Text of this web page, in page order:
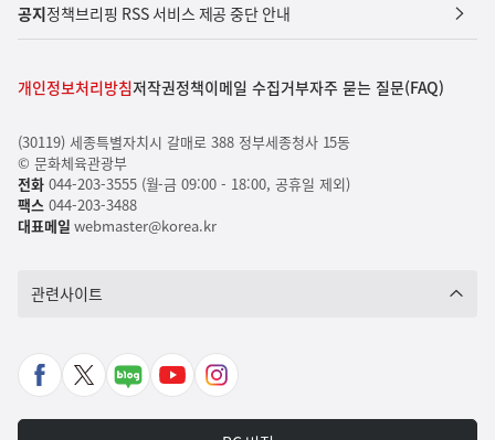
공지정책브리핑 RSS 서비스 제공 중단 안내
개인정보처리방침저작권정책이메일 수집거부자주 묻는 질문(FAQ)
(30119) 세종특별자치시 갈매로 388 정부세종청사 15동
© 문화체육관광부
전화044-203-3555 (월-금 09:00 - 18:00, 공휴일 제외)
팩스044-203-3488
대표메일 webmaster@korea.kr
관련사이트
페
X
네
유
인
타